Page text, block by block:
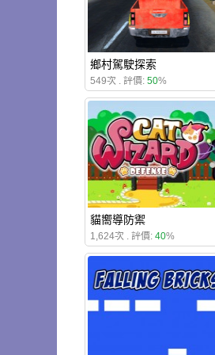
鄉村駕駛探索
549次 . 評價: 50%
貓嚮導防禦
1,624次 . 評價: 40%